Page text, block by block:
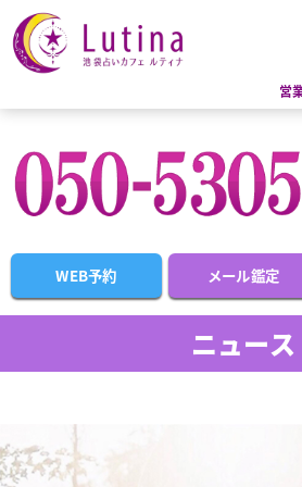
営
WEB予約 メール鑑定
ニュース